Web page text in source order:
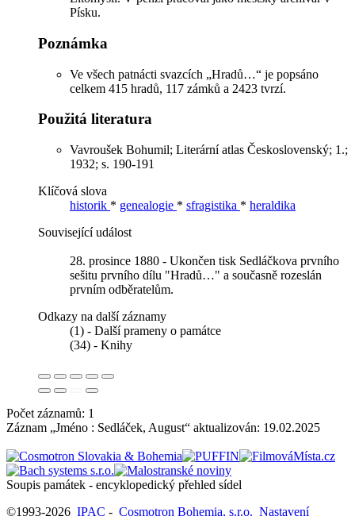
Písku.
Poznámka
Ve všech patnácti svazcích „Hradů…“ je popsáno
celkem 415 hradů, 117 zámků a 2423 tvrzí.
Použitá literatura
Vavroušek Bohumil; Literární atlas Československý; 1.;
1932; s. 190-191
Klíčová slova
historik * genealogie * sfragistika * heraldika
Související událost
28. prosince 1880 - Ukončen tisk Sedláčkova prvního
sešitu prvního dílu "Hradů…" a současně rozeslán
prvním odběratelům.
Odkazy na další záznamy
(1) - Další prameny o památce
(34) - Knihy
Počet záznamů: 1
Záznam „Jméno : Sedláček, August“ aktualizován: 19.02.2025
Soupis památek - encyklopedický přehled sídel
©1993-2026 IPAC - Cosmotron Bohemia, s.r.o. Nastavení